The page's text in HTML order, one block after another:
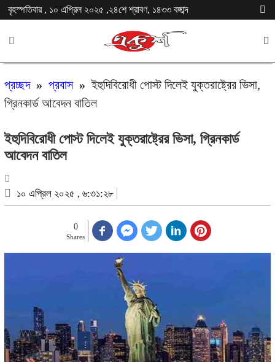
বৃহস্পতিবার , ১০ এপ্রিল ২০২৫ ,২৪শে শ্রাবণ, ১৪৩৩ বঙ্গাব্দ
প্রচ্ছদ» প্রবাস»ইহুদিবিরোধী পোস্ট দিলেই যুক্তরাষ্ট্রের ভিসা,
গ্রিনকার্ড আবেদন বাতিল
ইহুদিবিরোধী পোস্ট দিলেই যুক্তরাষ্ট্রের ভিসা, গ্রিনকার্ড
আবেদন বাতিল
১০ এপ্রিল ২০২৫ , ৬:৩১:২৮
0
Shares